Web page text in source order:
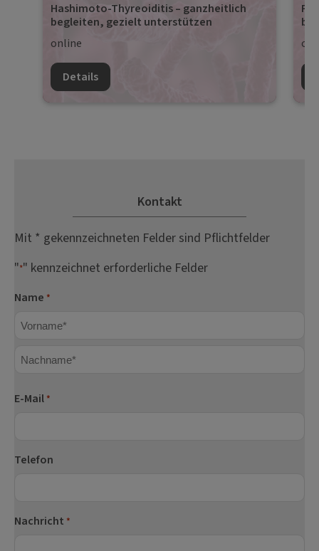
Hashimoto-Thyreoiditis – ganzheitlich
begleiten, gezielt unterstützen
online
Details
Kontakt
Mit * gekennzeichneten Felder sind Pflichtfelder
"*" kennzeichnet erforderliche Felder
Name *
E-Mail *
Telefon
Nachricht *